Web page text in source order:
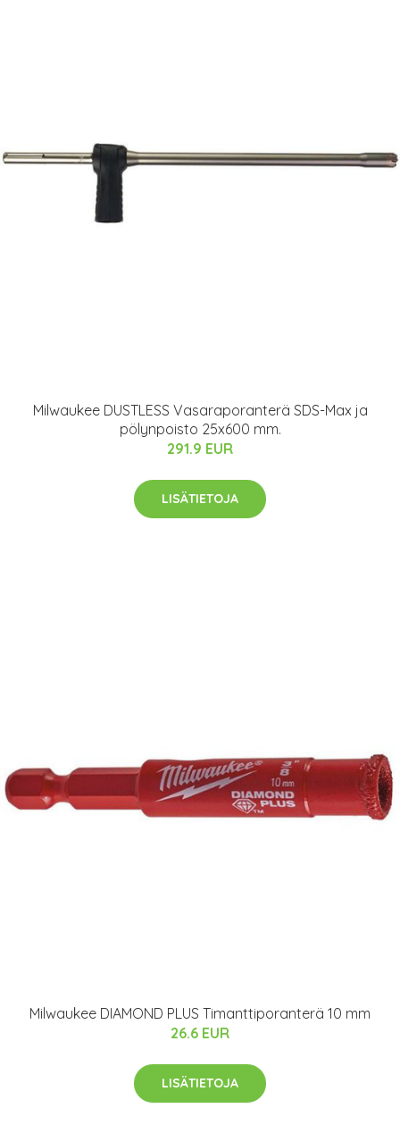
Milwaukee DUSTLESS Vasaraporanterä SDS-Max ja
pölynpoisto 25x600 mm.
291.9 EUR
LISÄTIETOJA
Milwaukee DIAMOND PLUS Timanttiporanterä 10 mm
26.6 EUR
LISÄTIETOJA